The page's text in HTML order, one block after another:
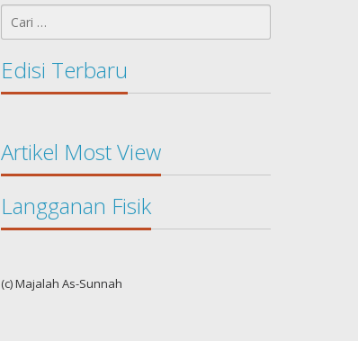
Cari
untuk:
Edisi Terbaru
Artikel Most View
Langganan Fisik
(c) Majalah As-Sunnah